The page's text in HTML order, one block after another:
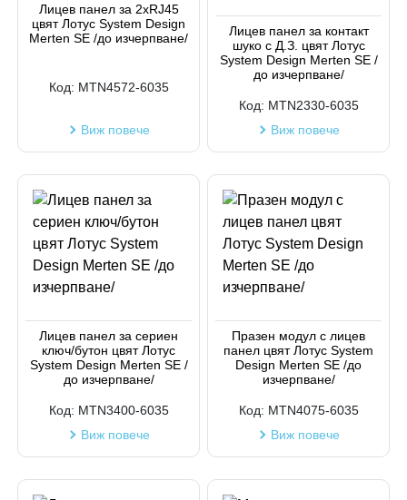
Лицев панел за 2xRJ45
цвят Лотус System Design
Merten SE /до изчерпване/
Код: MTN4572-6035
Виж повече
Лицев панел за контакт
шуко с Д.З. цвят Лотус
System Design Merten SE /
до изчерпване/
Код: MTN2330-6035
Виж повече
Лицев панел за сериен
ключ/бутон цвят Лотус
System Design Merten SE /
до изчерпване/
Код: MTN3400-6035
Виж повече
Празен модул с лицев
панел цвят Лотус System
Design Merten SE /до
изчерпване/
Код: MTN4075-6035
Виж повече